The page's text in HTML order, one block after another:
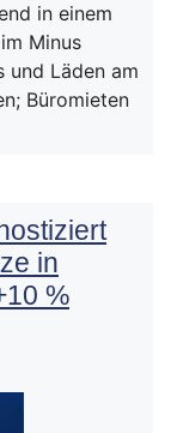
in einem
Minus
und Läden am
Büromieten
in
%